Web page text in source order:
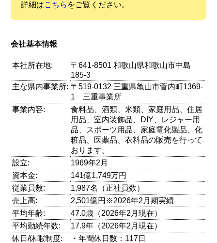
詳細はこちら をご覧ください。
会社基本情報
本社所在地:
〒641‐8501 和歌山県和歌山市中島
185-3
主な県内事業所: 〒519‐0132 三重県亀山市菅内町1369-
1 三重事業所
事業内容:
食料品、酒類、米類、家庭用品、住居
用品、室内装飾品、DIY、レジャー用
品、スポーツ用品、家庭電化製品、化
粧品、医薬品、衣料品の販売を行って
おります。
設立:
1969年2月
資本金:
141億1,749万円
従業員数:
1,987名（正社員数）
売上高:
2,501億円※2026年2月期実績
平均年齢:
47.0歳（2026年2月現在）
平均勤続年数:
17.9年（2026年2月現在）
休日/休暇制度:
・年間休日数：117日